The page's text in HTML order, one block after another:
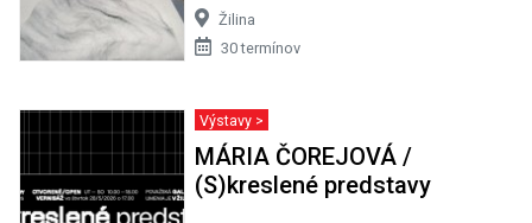
Žilina
30 termínov
Výstavy >
MÁRIA ČOREJOVÁ /
(S)kreslené predstavy